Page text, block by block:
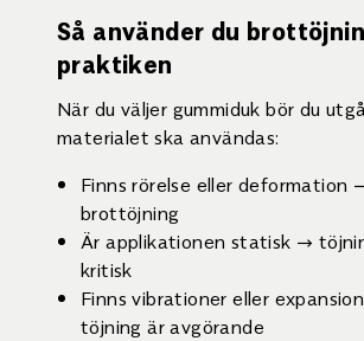
Så använder du
praktiken
När du väljer gummiduk bör du
materialet ska användas:
Finns rörelse eller deformation
brottöjning
Är applikationen statisk →
kritisk
Finns vibrationer eller
töjning är avgörande